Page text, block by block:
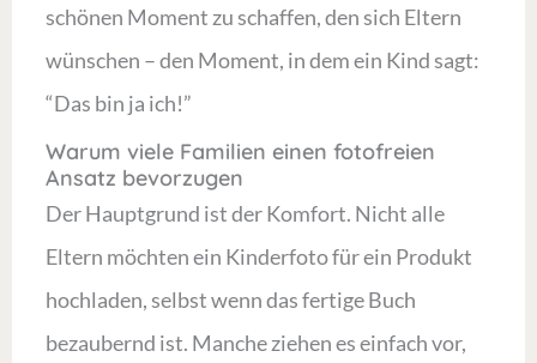
schönen Moment zu schaffen, den sich Eltern
wünschen – den Moment, in dem ein Kind sagt:
“Das bin ja ich!”
Warum viele Familien einen fotofreien
Ansatz bevorzugen
Der Hauptgrund ist der Komfort. Nicht alle
Eltern möchten ein Kinderfoto für ein Produkt
hochladen, selbst wenn das fertige Buch
bezaubernd ist. Manche ziehen es einfach vor,